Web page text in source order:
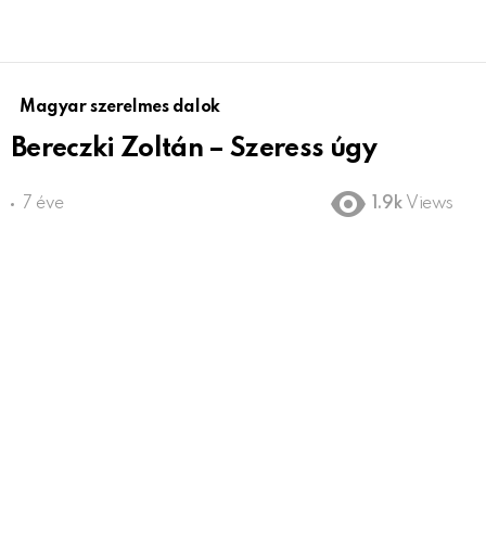
Magyar szerelmes dalok
Bereczki Zoltán – Szeress úgy
7 éve 1.9k Views